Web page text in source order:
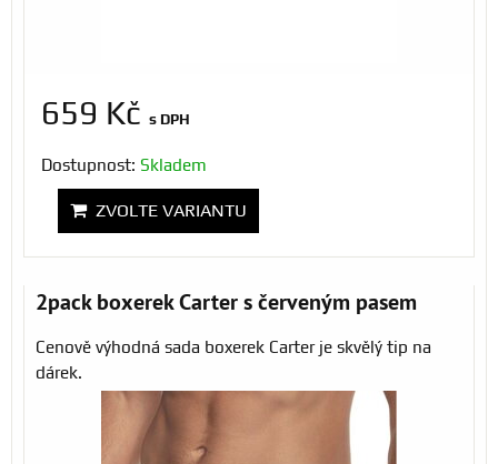
659 Kč s DPH
Dostupnost: Skladem
ZVOLTE VARIANTU
2pack boxerek Carter s červeným pasem
Cenově výhodná sada boxerek Carter je skvělý tip na
dárek.